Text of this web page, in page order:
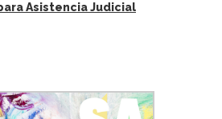
Asistencia Judicial